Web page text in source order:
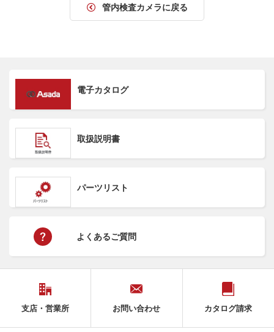
管内検査カメラに戻る
電子カタログ
取扱説明書
パーツリスト
よくあるご質問
支店・営業所 お問い合わせ カタログ請求